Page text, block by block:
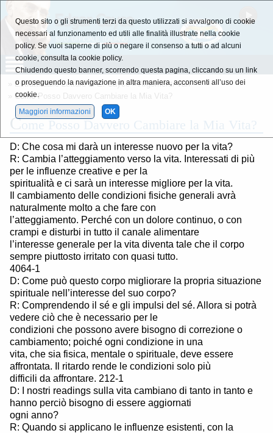
Estratti dalle Letture di E. Cayce »Argomenti Vari
» Come Posso Davvero Cambiare la Mia Vita?
Come Posso Davvero Cambiare la Mia Vita?
D: Che cosa mi darà un interesse nuovo per la vita?
R: Cambia l’atteggiamento verso la vita. Interessati di più
per le influenze creative e per la
spiritualità e ci sarà un interesse migliore per la vita.
Il cambiamento delle condizioni fisiche generali avrà
naturalmente molto a che fare con
l’atteggiamento. Perché con un dolore continuo, o con
crampi e disturbi in tutto il canale alimentare
l’interesse generale per la vita diventa tale che il corpo
sempre piuttosto irritato con quasi tutto.
4064-1
D: Come può questo corpo migliorare la propria situazione
spirituale nell’interesse del suo corpo?
R: Comprendendo il sé e gli impulsi del sé. Allora si potrà
vedere ciò che è necessario per le
condizioni che possono avere bisogno di correzione o
cambiamento; poiché ogni condizione in una
vita, che sia fisica, mentale o spirituale, deve essere
affrontata. Il ritardo rende le condizioni solo più
difficili da affrontare. 212-1
D: I nostri readings sulla vita cambiano di tanto in tanto e
hanno perciò bisogno di essere aggiornati
ogni anno?
R: Quando si applicano le influenze esistenti, con la
Questo sito o gli strumenti terzi da questo utilizzati si avvalgono di cookie
necessari al funzionamento ed utili alle finalità illustrate nella cookie
policy. Se vuoi saperne di più o negare il consenso a tutti o ad alcuni
cookie, consulta la cookie policy.
Chiudendo questo banner, scorrendo questa pagina, cliccando su un link
o proseguendo la navigazione in altra maniera, acconsenti all’uso dei
cookie.
Maggiori informazioni
OK